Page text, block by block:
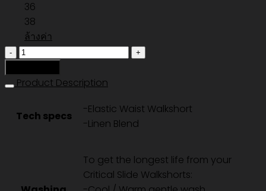
36
38
ล้างค่า
จำนวน
DAY
WALKSHORT
Product Description
Tech specs
-Elastic Waist Walkshort
-Linen Blend
To get the longest life from your
Critical Slide Walkshorts: